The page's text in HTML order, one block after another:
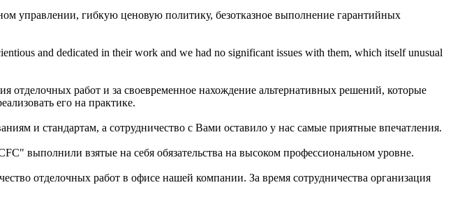
управлении, гибкую ценовую политику, безотказное выполнение гарантийных
and dedicated in their work and we had no significant issues with them, which itself unusual
отделочных работ и за своевременное нахождение альтернативных решений, которые
его на практике.
и стандартам, а сотрудничество с Вами оставило у нас самые приятные впечатления.
выполнили взятые на себя обязательства на высоком профессиональном уровне.
отделочных работ в офисе нашей компании. За время сотрудничества организация